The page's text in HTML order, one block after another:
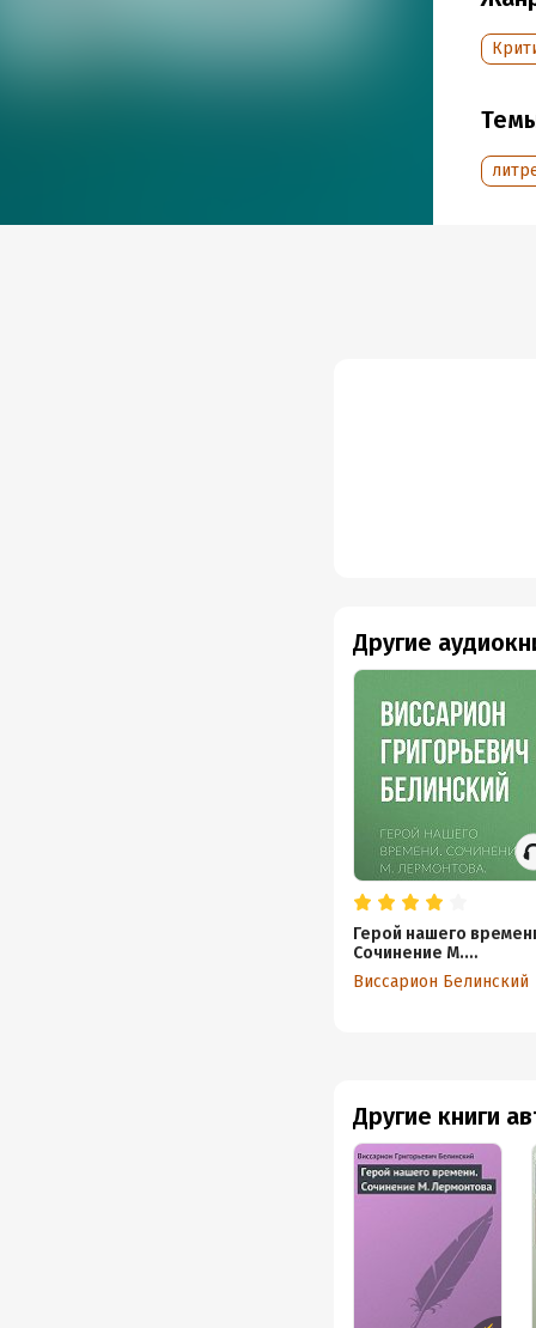
Другие книги
Другие
Герой нашего
Сочинение М.
Лермонтова. Издание
второе
Виссарион Белинский